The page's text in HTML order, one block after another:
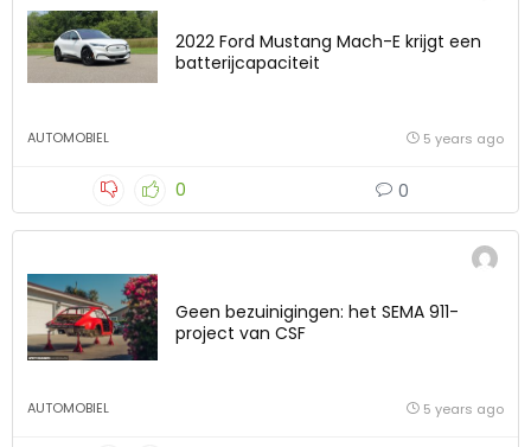
2022 Ford Mustang Mach-E krijgt een
batterijcapaciteit
AUTOMOBIEL 5 years ago
0 0
Geen bezuinigingen: het SEMA 911-
project van CSF
AUTOMOBIEL 5 years ago